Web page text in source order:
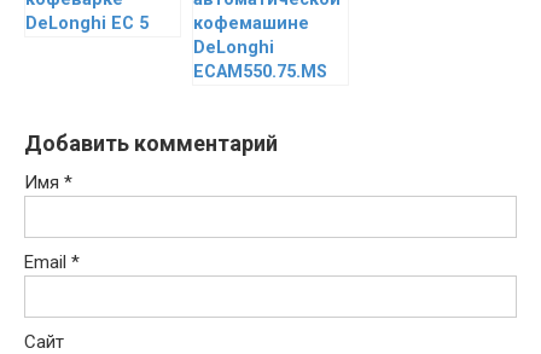
DeLonghi EC 5
кофемашине
DeLonghi
ECAM550.75.MS
Добавить комментарий
Имя *
Email *
Сайт